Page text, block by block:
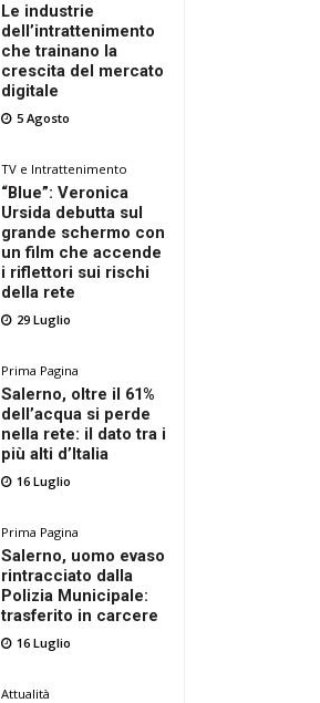
Le industrie
dell’intrattenimento
che trainano la
crescita del mercato
digitale
5 Agosto
TV e Intrattenimento
“Blue”: Veronica
Ursida debutta sul
grande schermo con
un film che accende
i riflettori sui rischi
della rete
29 Luglio
Prima Pagina
Salerno, oltre il 61%
dell’acqua si perde
nella rete: il dato tra i
più alti d’Italia
16 Luglio
Prima Pagina
Salerno, uomo evaso
rintracciato dalla
Polizia Municipale:
trasferito in carcere
16 Luglio
Attualità